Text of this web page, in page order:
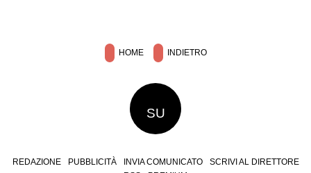
HOME INDIETRO
SU
REDAZIONE PUBBLICITÀ INVIA COMUNICATO
SCRIVI AL DIRETTORE